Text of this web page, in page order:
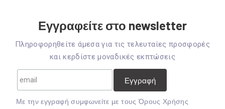
Εγγραφείτε στο newsletter
Πληροφορηθείτε άμεσα για τις τελευταίες προσφορές
και κερδίστε μοναδικές εκπτώσεις
Mε την εγγραφή συμφωνείτε με τουςΌρους Χρήσης